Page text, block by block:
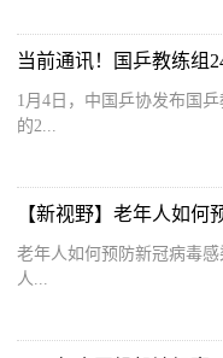
1月4日，中国乒协发布国
的2...
老年人如何预防新冠病毒
人...